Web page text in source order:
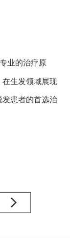
业的治疗原
生发领域展现
发患者的首选治